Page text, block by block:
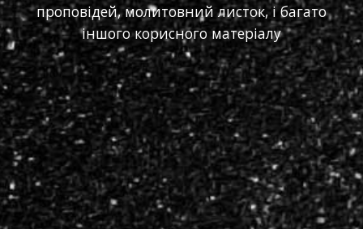
проповідей, молитовний листок, і багато
іншого корисного матеріалу